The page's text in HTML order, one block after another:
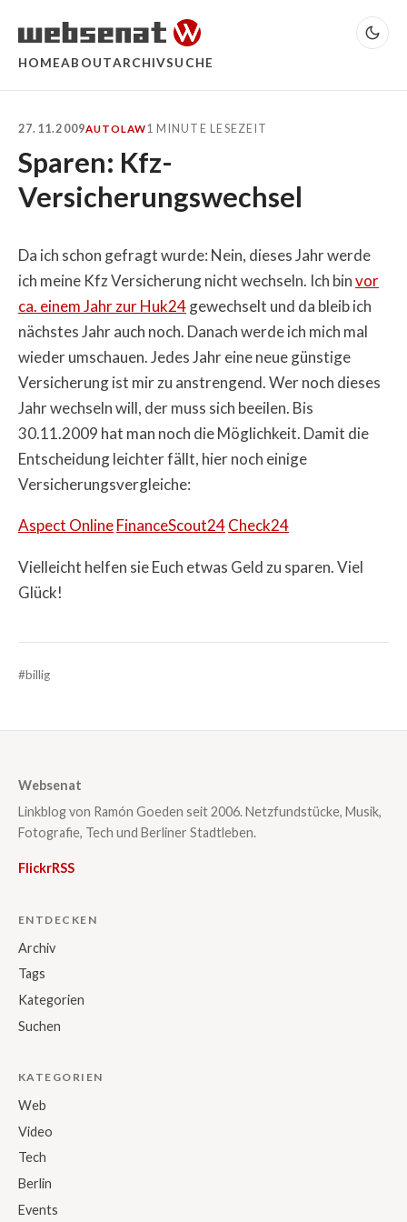
HOMEABOUTARCHIVSUCHE
27.11.2009AUTOLAW1 MINUTE LESEZEIT
Sparen: Kfz-
Versicherungswechsel
Da ich schon gefragt wurde: Nein, dieses Jahr werde
ich meine Kfz Versicherung nicht wechseln. Ich binvor
ca. einem Jahr zur Huk24gewechselt und da bleib ich
nächstes Jahr auch noch. Danach werde ich mich mal
wieder umschauen. Jedes Jahr eine neue günstige
Versicherung ist mir zu anstrengend. Wer noch dieses
Jahr wechseln will, der muss sich beeilen. Bis
30.11.2009 hat man noch die Möglichkeit. Damit die
Entscheidung leichter fällt, hier noch einige
Versicherungsvergleiche:
Aspect OnlineFinanceScout24Check24
Vielleicht helfen sie Euch etwas Geld zu sparen. Viel
Glück!
#billig
Websenat
Linkblog von Ramón Goeden seit 2006. Netzfundstücke, Musik,
Fotografie, Tech und Berliner Stadtleben.
FlickrRSS
ENTDECKEN
Archiv
Tags
Kategorien
Suchen
KATEGORIEN
Web
Video
Tech
Berlin
Events